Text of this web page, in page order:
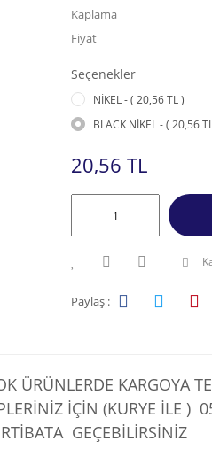
Kaplama
Fiyat
Seçenekler
NİKEL - ( 20,56 TL )
BLACK NİKEL - ( 20,56
20,56 TL
Paylaş :
ÜRÜNLERDE KARGOYA
İÇİN (KURYE İLE )
GEÇEBİLİRSİNİZ